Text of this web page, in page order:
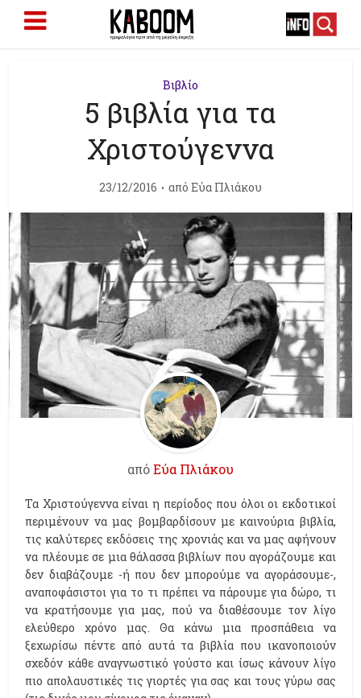
Βιβλίο
5 βιβλία για τα
Χριστούγεννα
23/12/2016 από Εύα Πλιάκου
απόΕύα Πλιάκου
Τα Χριστούγεννα είναι η περίοδος που όλοι οι εκδοτικοί
περιμένουν να μας βομβαρδίσουν με καινούρια βιβλία,
τις καλύτερες εκδόσεις της χρονιάς και να μας αφήνουν
να πλέουμε σε μια θάλασσα βιβλίων που αγοράζουμε και
δεν διαβάζουμε -ή που δεν μπορούμε να αγοράσουμε-,
αναποφάσιστοι για το τι πρέπει να πάρουμε για δώρο, τι
να κρατήσουμε για μας, πού να διαθέσουμε τον λίγο
ελεύθερο χρόνο μας. Θα κάνω μια προσπάθεια να
ξεχωρίσω πέντε από αυτά τα βιβλία που ικανοποιούν
σχεδόν κάθε αναγνωστικό γούστο και ίσως κάνουν λίγο
πιο απολαυστικές τις γιορτές για σας και τους γύρω σας